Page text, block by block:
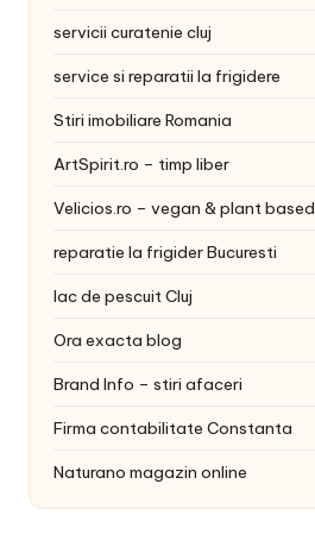
servicii curatenie cluj
service si reparatii la frigidere
Stiri imobiliare Romania
ArtSpirit.ro – timp liber
Velicios.ro – vegan & plant based
reparatie la frigider Bucuresti
lac de pescuit Cluj
Ora exacta blog
Brand Info – stiri afaceri
Firma contabilitate Constanta
Naturano magazin online